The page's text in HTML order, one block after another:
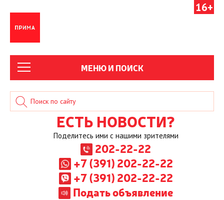
16+
МЕНЮ И ПОИСК
ЕСТЬ НОВОСТИ?
Поделитесь ими с нашими зрителями
202-22-22
+7 (391) 202-22-22
+7 (391) 202-22-22
Подать объявление